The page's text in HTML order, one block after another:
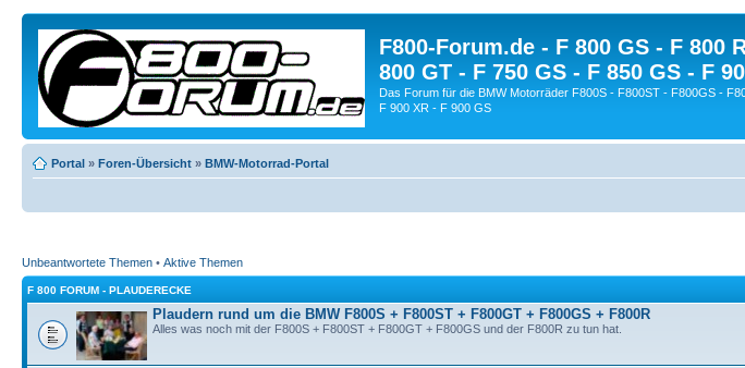
F800-Forum.de - F 800 GS - F 800
800 GT - F 750 GS - F 850 GS - F
Das Forum für die BMW Motorräder F800S - F800ST - F800GS -
F 900 XR - F 900 GS
Portal » Foren-Übersicht » BMW-Motorrad-Portal
Unbeantwortete Themen • Aktive Themen
F 800 FORUM - PLAUDERECKE
Plaudern rund um die BMW F800S + F800ST + F800GT + F800GS + F800R
Alles was noch mit der F800S + F800ST + F800GT + F800GS und der F800R zu tun hat.